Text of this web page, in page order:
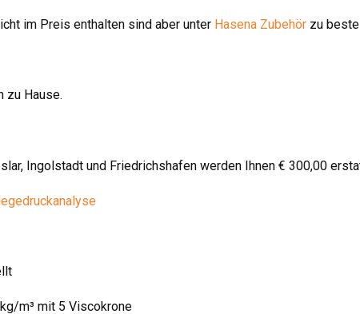
im Preis enthalten sind aber unter Hasena Zubehör zu
zu Hause.
Ingolstadt und Friedrichshafen werden Ihnen € 300,00
m³ mit 5 Viscokrone